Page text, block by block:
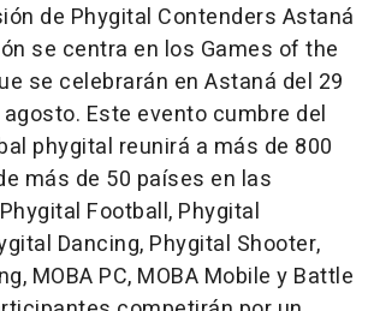
de Phygital Contenders Astaná
se centra en los Games of the
se celebrarán en Astaná del 29
Este evento cumbre del
phygital reunirá a más de 800
más de 50 países en las
Football, Phygital
Dancing, Phygital Shooter,
MOBA PC, MOBA Mobile y Battle